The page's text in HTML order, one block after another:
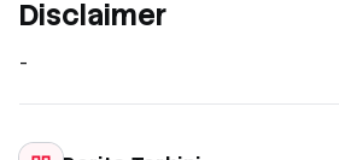
Disclaimer
-